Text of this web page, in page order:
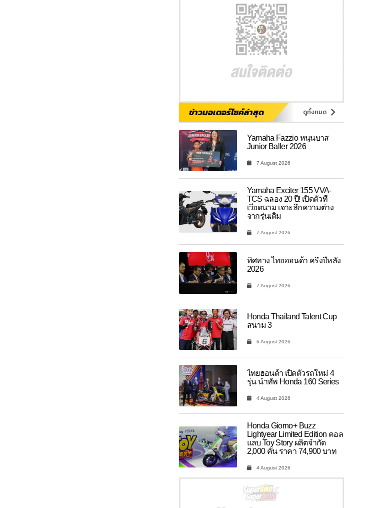
ข่าวมอเตอร์ไซค์ล่าสุด ดูทั้งหมด
Yamaha Fazzio หนุนบาส
Junior Baller 2026
7 August 2026
Yamaha Exciter 155 VVA-
TCS ฉลอง 20 ปี! เปิดตัวที่
เวียดนาม เจาะลึกความต่าง
จากรุ่นเดิม
7 August 2026
ทิศทาง ไทยฮอนด้า ครึ่งปีหลัง
2026
7 August 2026
Honda Thailand Talent Cup
สนาม 3
6 August 2026
ไทยฮอนด้า เปิดตัวรถใหม่ 4
รุ่น นำทัพ Honda 160 Series
4 August 2026
Honda Giorno+ Buzz
Lightyear Limited Edition คอล
แลบ Toy Story ผลิตจำกัด
2,000 คัน ราคา 74,900 บาท
4 August 2026